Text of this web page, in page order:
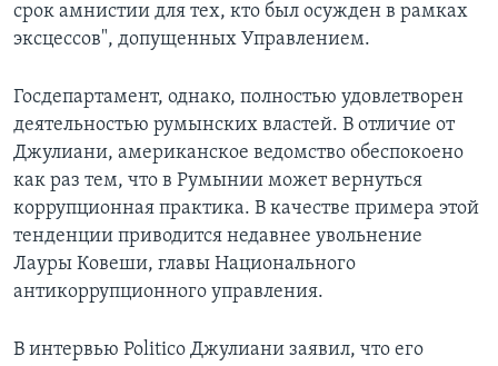
срок амнистии для тех, кто был осужден в рамках
эксцессов", допущенных Управлением.
Госдепартамент, однако, полностью удовлетворен
деятельностью румынских властей. В отличие от
Джулиани, американское ведомство обеспокоено
как раз тем, что в Румынии может вернуться
коррупционная практика. В качестве примера этой
тенденции приводится недавнее увольнение
Лауры Ковеши, главы Национального
антикоррупционного управления.
В интервью Politico Джулиани заявил, что его